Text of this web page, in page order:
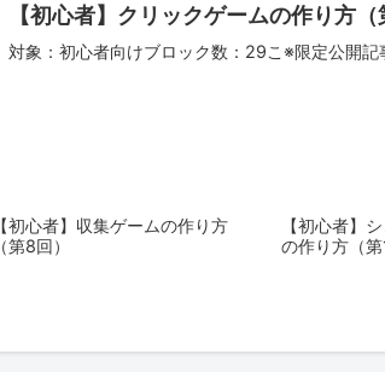
【初心者】クリックゲームの作り方（
対象：初心者向けブロック数：29こ※限定公開記
【初心者】収集ゲームの作り方
（第8回）
【初心者】
の作り方（第